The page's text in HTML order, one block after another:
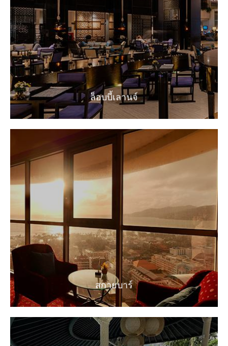
ล็อบบี้เลานจ์
แหล่ง พักผ่อน หย่อนใจ คลายความเมื่อยล้า จากกิจกรรม
การท่องเที่ยว
EXPLORE
สกายบาร์
สกายบาร์
สัมผัสความโรแมนติก กับวิว ที่สวยที่สุดของหาดป่าตอง
EXPLORE